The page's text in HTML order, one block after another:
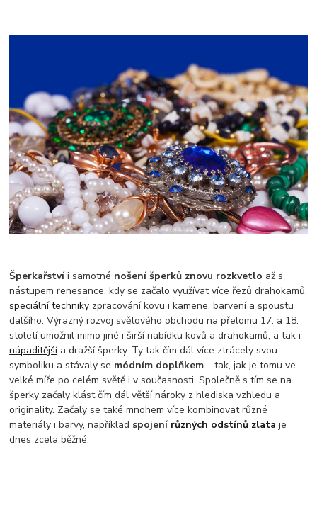
Šperkařstvíi samotné nošení šperků znovu rozkvetlo až s
nástupem renesance, kdy se začalo využívat více řezů drahokamů,
speciální techniky zpracování kovu i kamene, barvení a spoustu
dalšího. Výrazný rozvoj světového obchodu na přelomu 17. a 18.
století umožnil mimo jiné i širší nabídku kovů a drahokamů, a tak i
nápaditějšía dražší šperky. Ty tak čím dál více ztrácely svou
symboliku a stávaly se módním doplňkem – tak, jak je tomu ve
velké míře po celém světě i v současnosti. Společně s tím se na
šperky začaly klást čím dál větší nároky z hlediska vzhledu a
originality. Začaly se také mnohem více kombinovat různé
materiály i barvy, například spojení různých odstínů zlata je
dnes zcela běžné.